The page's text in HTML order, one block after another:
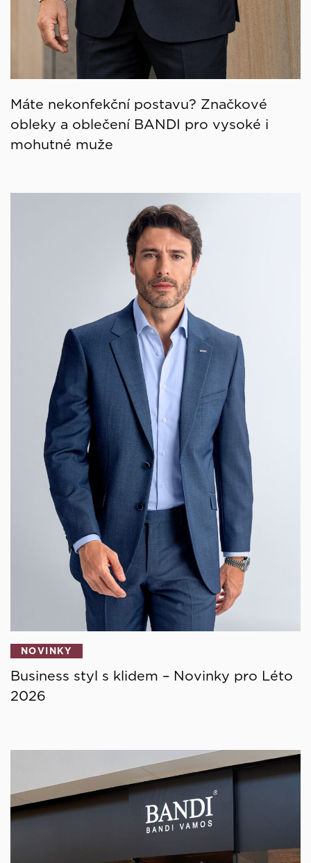
Máte nekonfekční postavu? Značkové
obleky a oblečení BANDI pro vysoké i
mohutné muže
NOVINKY
Business styl s klidem – Novinky pro Léto
2026